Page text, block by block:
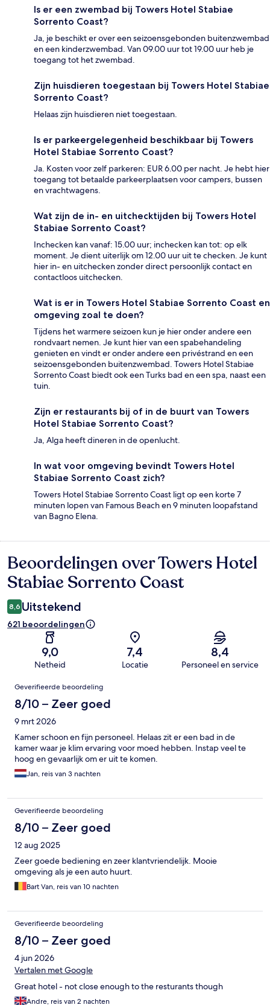
Is er een zwembad bij Towers Hotel Stabiae
Sorrento Coast?
Ja, je beschikt er over een seizoensgebonden buitenzwembad
en een kinderzwembad. Van 09.00 uur tot 19.00 uur heb je
toegang tot het zwembad.
Zijn huisdieren toegestaan bij Towers Hotel Stabiae
Sorrento Coast?
Helaas zijn huisdieren niet toegestaan.
Is er parkeergelegenheid beschikbaar bij Towers
Hotel Stabiae Sorrento Coast?
Ja. Kosten voor zelf parkeren: EUR 6.00 per nacht. Je hebt hier
toegang tot betaalde parkeerplaatsen voor campers, bussen
en vrachtwagens.
Wat zijn de in- en uitchecktijden bij Towers Hotel
Stabiae Sorrento Coast?
Inchecken kan vanaf: 15.00 uur; inchecken kan tot: op elk
moment. Je dient uiterlijk om 12.00 uur uit te checken. Je kunt
hier in- en uitchecken zonder direct persoonlijk contact en
contactloos uitchecken.
Wat is er in Towers Hotel Stabiae Sorrento Coast en
omgeving zoal te doen?
Tijdens het warmere seizoen kun je hier onder andere een
rondvaart nemen. Je kunt hier van een spabehandeling
genieten en vindt er onder andere een privéstrand en een
seizoensgebonden buitenzwembad. Towers Hotel Stabiae
Sorrento Coast biedt ook een Turks bad en een spa, naast een
tuin.
Zijn er restaurants bij of in de buurt van Towers
Hotel Stabiae Sorrento Coast?
Ja, Alga heeft dineren in de openlucht.
In wat voor omgeving bevindt Towers Hotel
Stabiae Sorrento Coast zich?
Towers Hotel Stabiae Sorrento Coast ligt op een korte 7
minuten lopen van Famous Beach en 9 minuten loopafstand
van Bagno Elena.
Beoordelingen
Beoordelingen over Towers Hotel
Stabiae Sorrento Coast
8,6 Uitstekend
621 beoordelingen
9,0
Netheid
7,4
Locatie
8,4
Personeel en service
Beoordelingen
Geverifieerde beoordeling
8/10 – Zeer goed
9 mrt 2026
Kamer schoon en fijn personeel. Helaas zit er een bad in de
kamer waar je klim ervaring voor moed hebben. Instap veel te
hoog en gevaarlijk om er uit te komen.
Jan, reis van 3 nachten
Geverifieerde beoordeling
8/10 – Zeer goed
12 aug 2025
Zeer goede bediening en zeer klantvriendelijk. Mooie
omgeving als je een auto huurt.
Bart Van, reis van 10 nachten
Geverifieerde beoordeling
8/10 – Zeer goed
4 jun 2026
Vertalen met Google
Great hotel - not close enough to the resturants though
Andre, reis van 2 nachten